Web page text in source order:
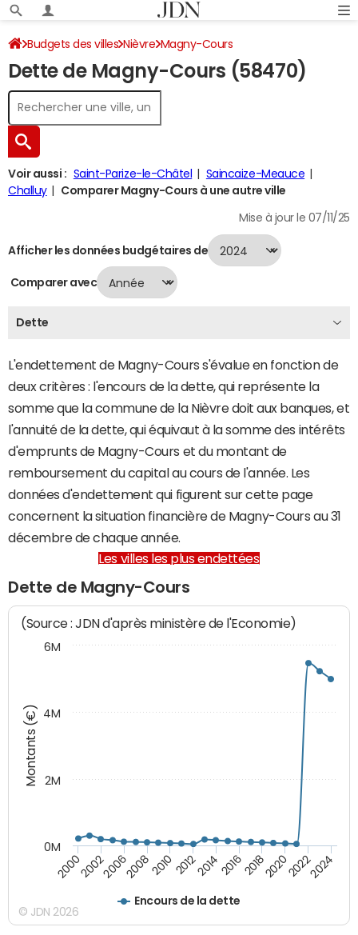
Budgets des villes Nièvre Magny-Cours
Dette au 31/12/2024
Dette de Magny-Cours (58470)
Voir aussi : Saint-Parize-le-Châtel
Saincaize-Meauce
Challuy
Comparer Magny-Cours à une autre ville
Mise à jour le 07/11/25
Afficher les données budgétaires de
Comparer avec
Dette
L'endettement de Magny-Cours s'évalue en fonction de
deux critères : l'encours de la dette, qui représente la
somme que la commune de la Nièvre doit aux banques, et
l'annuité de la dette, qui équivaut à la somme des intérêts
d'emprunts de Magny-Cours et du montant de
remboursement du capital au cours de l'année. Les
données d'endettement qui figurent sur cette page
concernent la situation financière de Magny-Cours au 31
décembre de chaque année.
Les villes les plus endettées
Dette de Magny-Cours
Montants (€)
(Source : JDN d'après ministère de l'Economie)
Encours de la dette
20002002200620082010 2012201420162018202020222024
0M
2M
4M
6M
© JDN 2026